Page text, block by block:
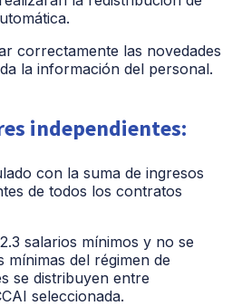
manuales para
quienes
trabajaban por
días.
liquidación
contratistas y
trabajadores
por días.
correctamente las novedades
la información del personal.
independientes:
con la suma de ingresos
de todos los contratos
salarios mínimos y no se
mínimas del régimen de
se distribuyen entre
seleccionada.